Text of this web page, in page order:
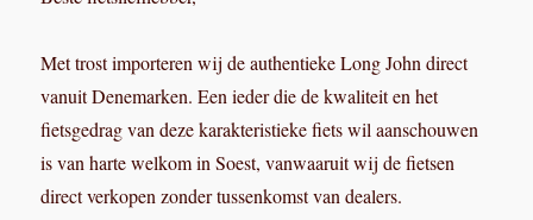
Met trost importeren wij de authentieke Long John direct
vanuit Denemarken. Een ieder die de kwaliteit en het
fietsgedrag van deze karakteristieke fiets wil aanschouwen
is van harte welkom in Soest, vanwaaruit wij de fietsen
direct verkopen zonder tussenkomst van dealers.